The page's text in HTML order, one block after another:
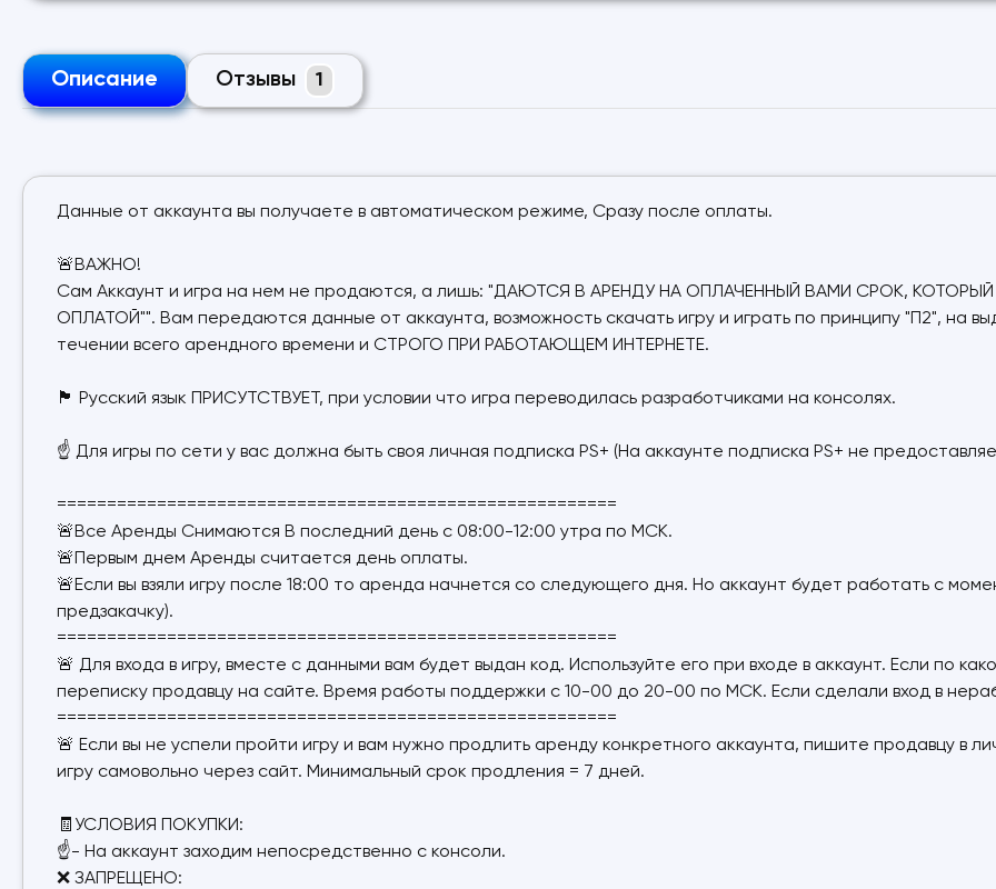
Описание Отзывы 1
Данные от аккаунта вы получаете в автоматическом режиме, Сразу после оплаты.
🚨ВАЖНО!
Сам Аккаунт и игра на нем не продаются, а лишь: "ДАЮТСЯ В АРЕНДУ НА ОПЛАЧЕННЫЙ ВАМИ СРОК,
ОПЛАТОЙ"". Вам передаются данные от аккаунта, возможность скачать игру и играть по принципу "П2", на
течении всего арендного времени и СТРОГО ПРИ РАБОТАЮЩЕМ ИНТЕРНЕТЕ.
🏴 Русский язык ПРИСУТСТВУЕТ, при условии что игра переводилась разработчиками на консолях.
☝ Для игры по сети у вас должна быть своя личная подписка PS+ (На аккаунте подписка PS+ не
========================================================
🚨Все Аренды Снимаются В последний день с 08:00-12:00 утра по МСК.
🚨Первым днем Аренды считается день оплаты.
🚨Если вы взяли игру после 18:00 то аренда начнется со следующего дня. Но аккаунт будет работать с
предзакачку).
========================================================
🚨 Для входа в игру, вместе с данными вам будет выдан код. Используйте его при входе в аккаунт. Если по
переписку продавцу на сайте. Время работы поддержки с 10-00 до 20-00 по МСК. Если сделали вход в
========================================================
🚨 Если вы не успели пройти игру и вам нужно продлить аренду конкретного аккаунта, пишите продавцу в
игру самовольно через сайт. Минимальный срок продления = 7 дней.
🧾УСЛОВИЯ ПОКУПКИ:
☝- На аккаунт заходим непосредственно с консоли.
❌ ЗАПРЕЩЕНО: